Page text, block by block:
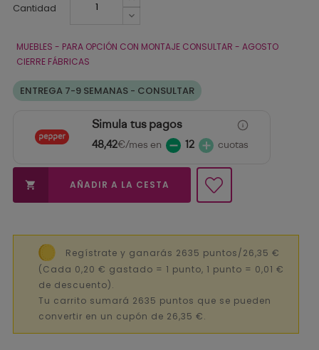
Cantidad
MUEBLES - PARA OPCIÓN CON MONTAJE CONSULTAR - AGOSTO
CIERRE FÁBRICAS
ENTREGA 7-9 SEMANAS - CONSULTAR
Simula tus pagos
48,42€/mes en 12 cuotas
 AÑADIR A LA CESTA
Regístrate y ganarás 2635 puntos/26,35 €
(Cada 0,20 € gastado = 1 punto, 1 punto = 0,01 €
de descuento).
Tu carrito sumará 2635 puntos que se pueden
convertir en un cupón de 26,35 €.